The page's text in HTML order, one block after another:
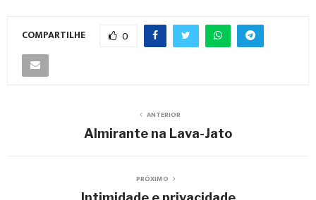
COMPARTILHE 0
ANTERIOR
Almirante na Lava-Jato
PRÓXIMO